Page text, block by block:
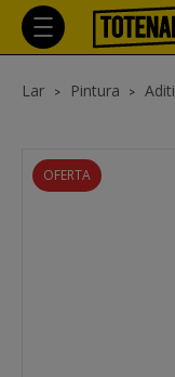
Lar Pintura
OFERTA